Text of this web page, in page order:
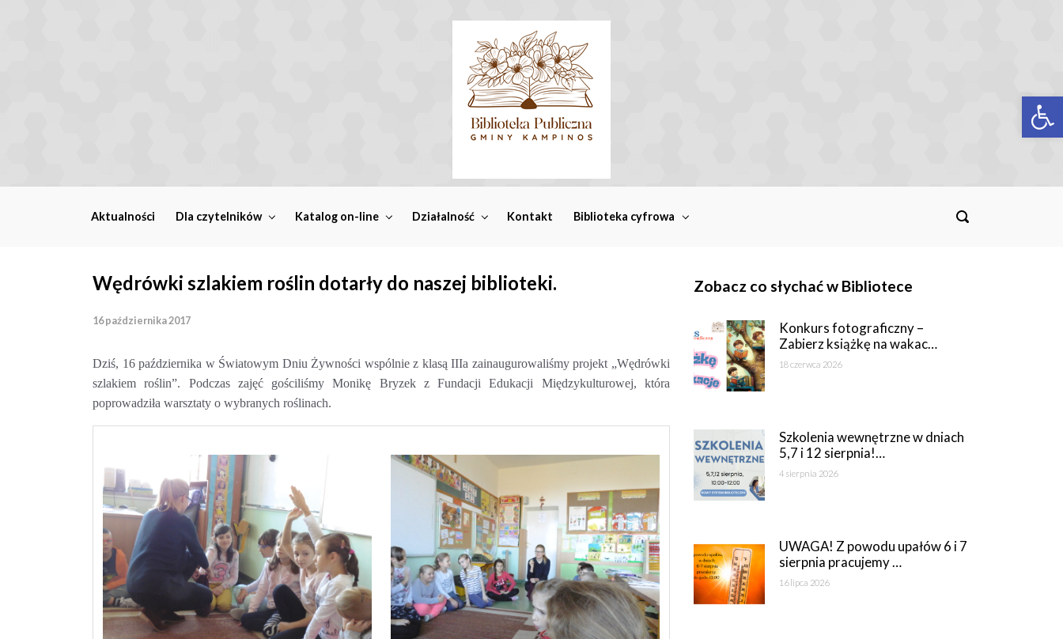
Aktualności Dla czytelników Katalog on-line Działalność Kontakt Biblioteka cyfrowa
Wędrówki szlakiem roślin dotarły do naszej biblioteki.
16 października 2017
Dziś, 16 października w Światowym Dniu Żywności wspólnie z klasą IIIa zainaugurowaliśmy projekt „Wędrówki
szlakiem roślin”. Podczas zajęć gościliśmy Monikę Bryzek z Fundacji Edukacji Międzykulturowej, która
poprowadziła warsztaty o wybranych roślinach.
Zobacz co słychać w Bibliotece
Konkurs fotograficzny –
Zabierz książkę na wakac…
18 czerwca 2026
Szkolenia wewnętrzne w dniach
5,7 i 12 sierpnia!…
4 sierpnia 2026
UWAGA! Z powodu upałów 6 i 7
sierpnia pracujemy …
16 lipca 2026